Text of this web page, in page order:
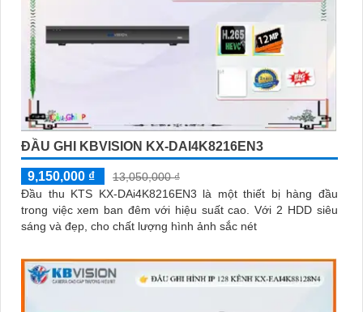
ĐẦU GHI KBVISION KX-DAI4K8216EN3
9,150,000 ₫
13,050,000 ₫
Đầu thu KTS KX-DAi4K8216EN3 là một thiết bị hàng đầu
trong việc xem ban đêm với hiệu suất cao. Với 2 HDD siêu
sáng và đẹp, cho chất lượng hình ảnh sắc nét